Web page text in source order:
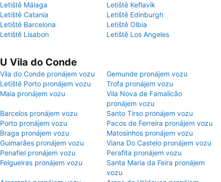
Letiště Málaga
Letiště Keflavík
Letiště Catania
Letiště Edinburgh
Letiště Barcelona
Letiště Olbia
Letiště Lisabon
Letiště Los Angeles
U Vila do Conde
Vila do Conde pronájem vozu
Gemunde pronájem vozu
Letiště Porto pronájem vozu
Trofa pronájem vozu
Maia pronájem vozu
Vila Nova de Famalicão
pronájem vozu
Barcelos pronájem vozu
Santo Tirso pronájem vozu
Porto pronájem vozu
Pacos de Ferreira pronájem vozu
Braga pronájem vozu
Matosinhos pronájem vozu
Guimarães pronájem vozu
Viana Do Castelo pronájem vozu
Penafiel pronájem vozu
Perafita pronájem vozu
Felgueiras pronájem vozu
Santa Maria da Feira pronájem
vozu